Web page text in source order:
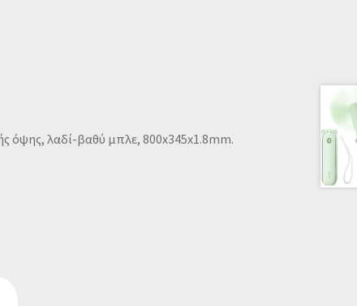
όψης, λαδί-βαθύ μπλε, 800x345x1.8mm.